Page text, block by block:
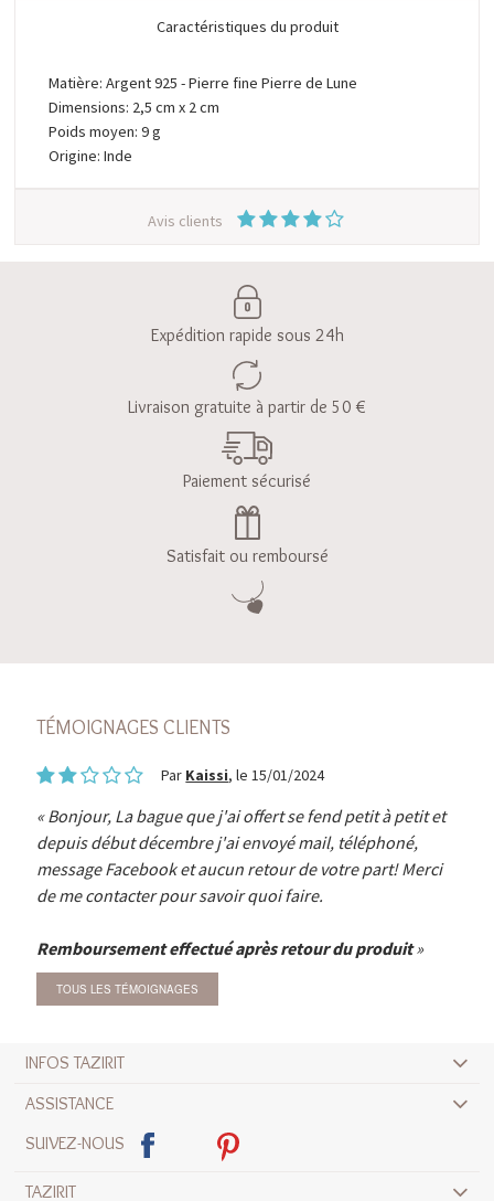
Caractéristiques du produit
Matière: Argent 925 - Pierre fine Pierre de Lune
Dimensions: 2,5 cm x 2 cm
Poids moyen: 9 g
Origine: Inde
Avis clients
Expédition rapide sous 24h
Livraison gratuite à partir de 50 €
Paiement sécurisé
Satisfait ou remboursé
TÉMOIGNAGES CLIENTS
Par Kaissi, le 15/01/2024
Bonjour, La bague que j'ai offert se fend petit à petit et
depuis début décembre j'ai envoyé mail, téléphoné,
message Facebook et aucun retour de votre part! Merci
de me contacter pour savoir quoi faire.
Remboursement effectué après retour du produit
TOUS LES TÉMOIGNAGES
INFOS TAZIRIT
ASSISTANCE
SUIVEZ-NOUS
TAZIRIT